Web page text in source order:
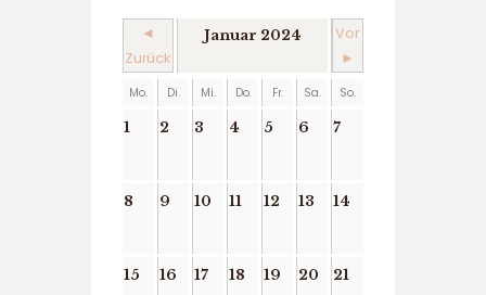
◄
Zurück
Januar 2024
Vor
►
Mo. Di. Mi. Do. Fr. Sa. So.
1 2 3 4 5 6 7
8 9 10 11 12 13 14
15 16 17 18 19 20 21